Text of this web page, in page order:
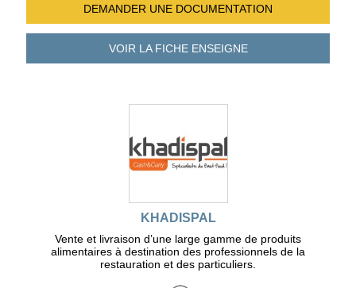
DEMANDER UNE DOCUMENTATION
VOIR LA FICHEENSEIGNE
KHADISPAL
Vente et livraison d’une large gamme de produits
alimentaires à destination des professionnels de la
restauration et des particuliers.